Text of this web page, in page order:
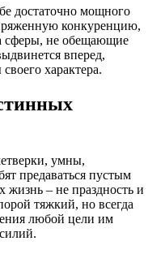
достаточно мощного
конкуренцию,
сферы, не обещающие
вперед,
характера.
умны,
предаваться пустым
жизнь – не праздность и
тяжкий, но всегда
любой цели им